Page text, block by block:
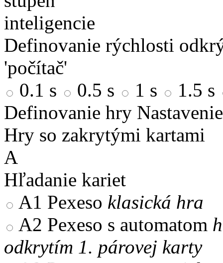
inteligencie
Definovanie rýchlosti
'počítač'
0.1 s
0.5 s 1 s
1.5 s
Definovanie hry
Hry so zakrytými kartami
A
Hľadanie kariet
A1 Pexeso klasická hra
A2 Pexeso s automatom
odkrytím 1. párovej karty